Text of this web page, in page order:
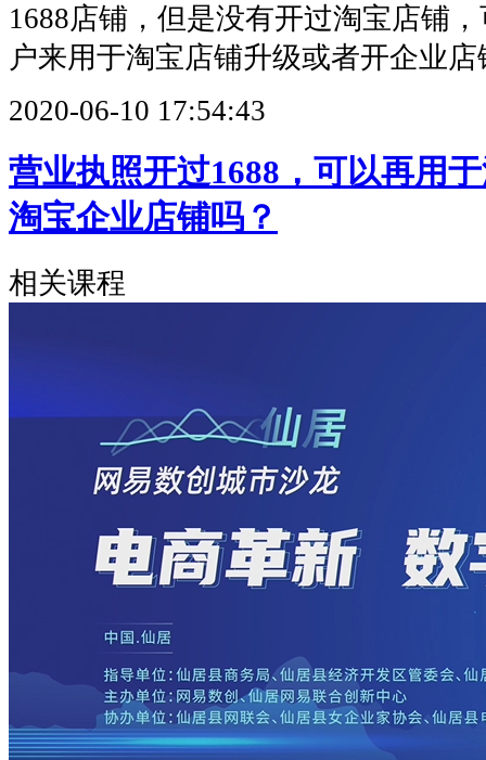
1688店铺，但是没有开过淘宝店铺
户来用于淘宝店铺升级或者开企业店
2020-06-10 17:54:43
营业执照开过1688，可以再用
淘宝企业店铺吗？
相关课程